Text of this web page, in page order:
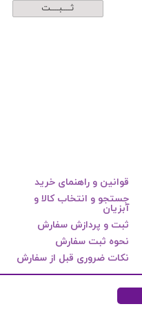
ثــــبــــت
قوانین و راهنمای خرید
جستجو و انتخاب کالا و
آبزیان
ثبت و پردازش سفارش
نحوه ثبت سفارش
نکات ضروری قبل از سفارش